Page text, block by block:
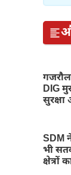
DIG
सुरक्षा
SDM नें
भी
क्षेत्रों